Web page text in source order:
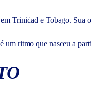
Trinidad e Tobago. Sua
um ritmo que nasceu a